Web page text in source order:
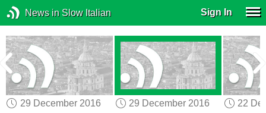
News in Slow Italian Sign In
29 December 2016
29 December 2016
22